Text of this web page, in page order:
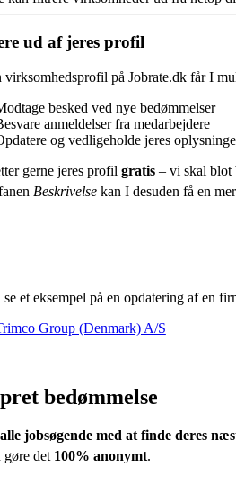
ud af jeres profil
virksomhedsprofil på Jobrate.dk får I
besked ved nye bedømmelser
anmeldelser fra medarbejdere
og vedligeholde jeres
gerne jeres profil gratis– vi skal blot
Beskrivelsekan I desuden få en
et eksempel på en opdatering af en
Group (Denmark) A/S
bedømmelse
jobsøgende med at finde deres
det100% anonymt.